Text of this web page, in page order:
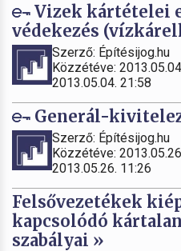
Vizek kártételei
védekezés
Szerző: Építésijog.hu
Közzétéve:
2013.05.04. 21:58
Generál-
Szerző: Építésijog.hu
Közzétéve:
2013.05.26. 11:26
Felsővezetékek
kapcsolódó
szabályai »